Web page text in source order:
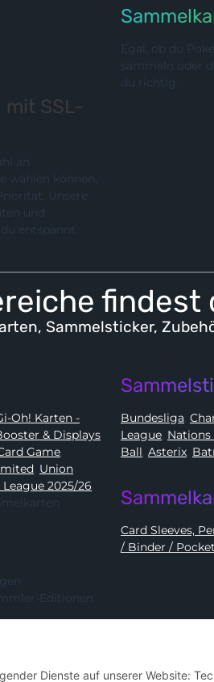
mit SSL-
an
Unsere
und
Egal, ob du
sammeln oder
du richtig.
findest
Sammelsticker,
Karten -
Booster & Displays
Card Game,
, Union
2025/26,
Editionen
Bundesliga,
League,
Ball, Asterix,
Card
/ Binder /
Hier kannst du uns folgen:
Dienste auf unserer Website: